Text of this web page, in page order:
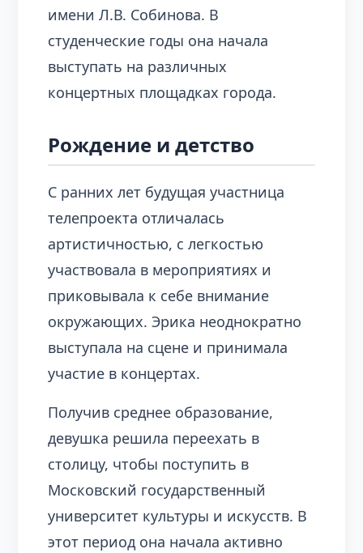
имени Л.В. Собинова. В
студенческие годы она начала
выступать на различных
концертных площадках города.
Рождение и детство
С ранних лет будущая участница
телепроекта отличалась
артистичностью, с легкостью
участвовала в мероприятиях и
приковывала к себе внимание
окружающих. Эрика неоднократно
выступала на сцене и принимала
участие в концертах.
Получив среднее образование,
девушка решила переехать в
столицу, чтобы поступить в
Московский государственный
университет культуры и искусств. В
этот период она начала активно